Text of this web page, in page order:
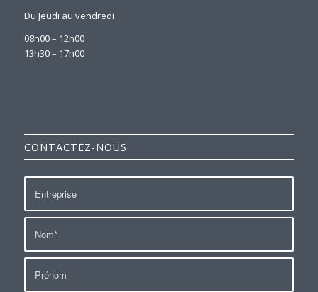
Du Jeudi au vendredi
08h00 – 12h00
13h30 – 17h00
CONTACTEZ-NOUS